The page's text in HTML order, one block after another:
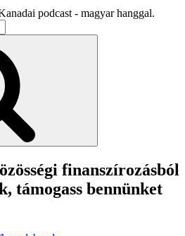
finanszírozásból
támogass bennünket